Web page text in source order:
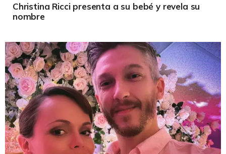
Christina Ricci presenta a su bebé y revela su
nombre